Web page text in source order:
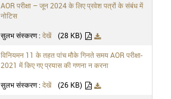
AOR परीक्षा – जून 2024 के लिए प्रवेश पत्रों के संबंध में
नोटिस
सुलभ संस्करण : देखें (28 KB)
विनियमन 11 के तहत पांच मौके गिनते समय AOR परीक्षा-
2021 में किए गए प्रयास की गणना न करना
सुलभ संस्करण :देखें (26 KB)